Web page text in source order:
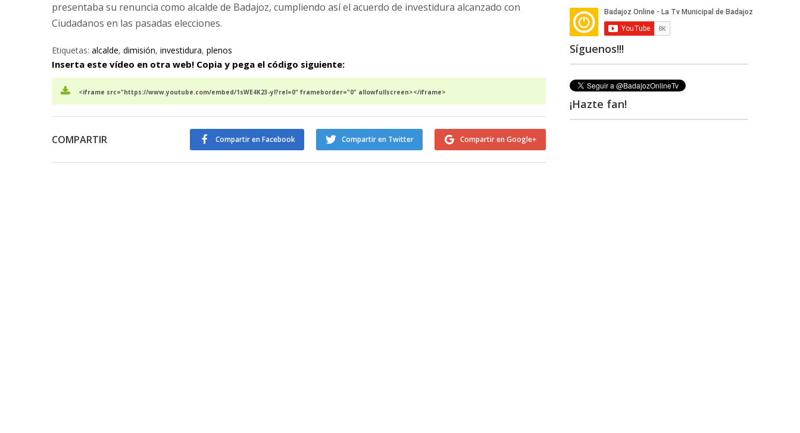
presentaba su renuncia como alcalde de Badajoz, cumpliendo así el acuerdo de investidura alcanzado con
Ciudadanos en las pasadas elecciones.
Etiquetas: alcalde, dimisión, investidura, plenos
Inserta este vídeo en otra web! Copia y pega el código siguiente:
<iframe src="https://www.youtube.com/embed/1sWE4K23-yI?rel=0" frameborder="0" allowfullscreen></iframe>
COMPARTIR Compartir en Google+
Compartir en Twitter
Compartir en Facebook
Síguenos!!!
¡Hazte fan!